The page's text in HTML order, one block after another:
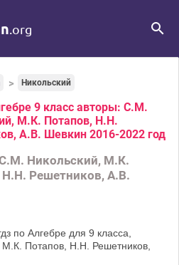
.org
Никольский
9 класс авторы: С.М.
М.К. Потапов, Н.Н.
А.В. Шевкин 2016-2022 год
Никольский, М.К.
Н.Н. Решетников, А.В.
по Алгебре для 9 класса,
Потапов, Н.Н. Решетников,